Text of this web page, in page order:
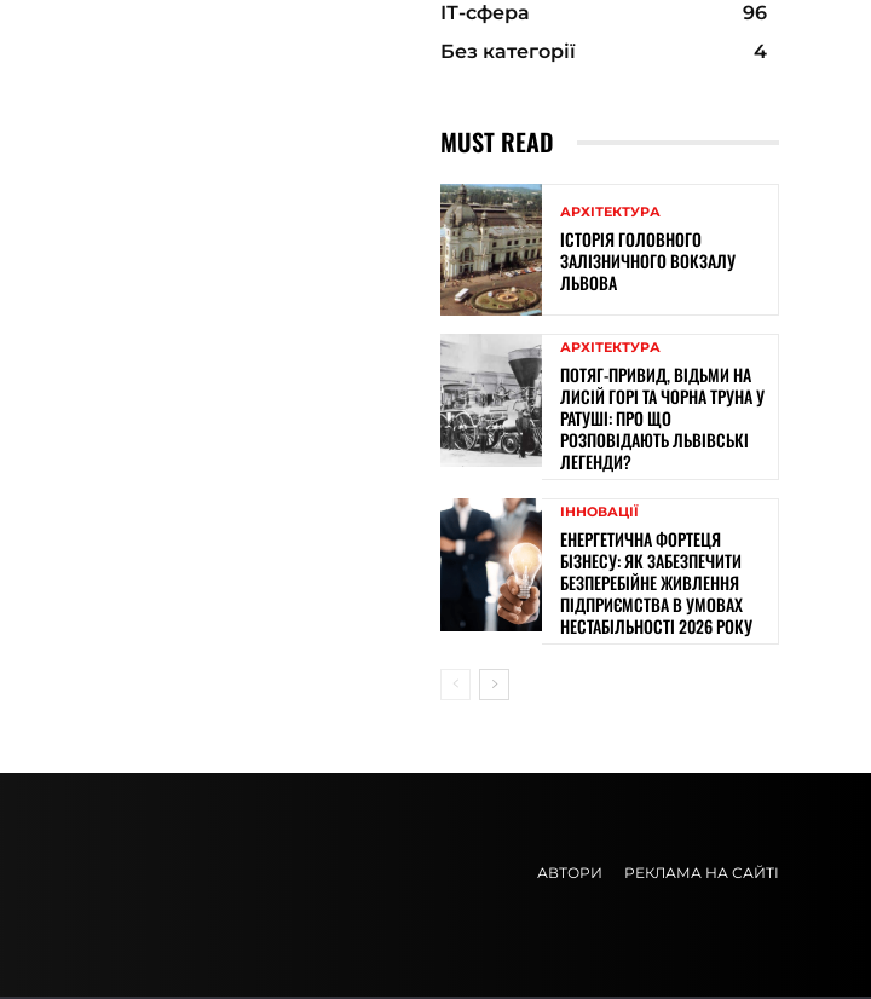
ІТ-сфера
96
Без категорії
4
MUST READ
АРХІТЕКТУРА
ІСТОРІЯ ГОЛОВНОГО
ЗАЛІЗНИЧНОГО ВОКЗАЛУ
ЛЬВОВА
АРХІТЕКТУРА
ПОТЯГ-ПРИВИД, ВІДЬМИ НА
ЛИСІЙ ГОРІ ТА ЧОРНА ТРУНА У
РАТУШІ: ПРО ЩО
РОЗПОВІДАЮТЬ ЛЬВІВСЬКІ
ЛЕГЕНДИ?
ІННОВАЦІЇ
ЕНЕРГЕТИЧНА ФОРТЕЦЯ
БІЗНЕСУ: ЯК ЗАБЕЗПЕЧИТИ
БЕЗПЕРЕБІЙНЕ ЖИВЛЕННЯ
ПІДПРИЄМСТВА В УМОВАХ
НЕСТАБІЛЬНОСТІ 2026 РОКУ
АВТОРИ РЕКЛАМА НА САЙТІ